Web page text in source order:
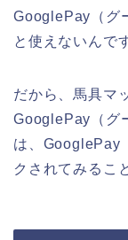
GooglePay（グ
と使えないんで
だから、馬具マ
GooglePay（グ
は、GooglePay
クされてみるこ